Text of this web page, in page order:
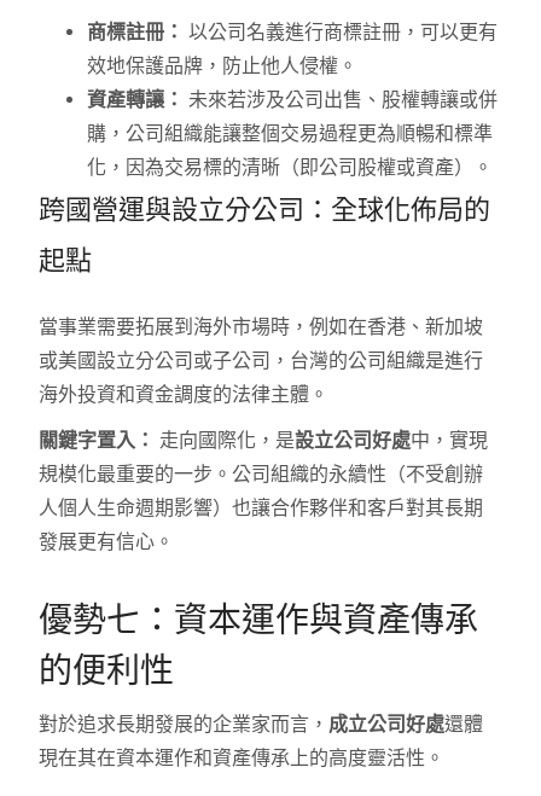
商標註冊： 以公司名義進行商標註冊，可以更有
效地保護品牌，防止他人侵權。
資產轉讓： 未來若涉及公司出售、股權轉讓或併
購，公司組織能讓整個交易過程更為順暢和標準
化，因為交易標的清晰（即公司股權或資產）。
跨國營運與設立分公司：全球化佈局的
起點
當事業需要拓展到海外市場時，例如在香港、新加坡
或美國設立分公司或子公司，台灣的公司組織是進行
海外投資和資金調度的法律主體。
關鍵字置入： 走向國際化，是設立公司好處中，實現
規模化最重要的一步。公司組織的永續性（不受創辦
人個人生命週期影響）也讓合作夥伴和客戶對其長期
發展更有信心。
優勢七：資本運作與資產傳承
的便利性
對於追求長期發展的企業家而言， 成立公司好處還體
現在其在資本運作和資產傳承上的高度靈活性。